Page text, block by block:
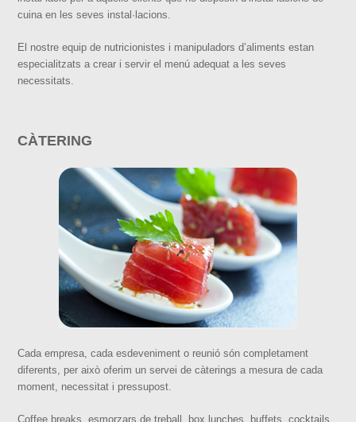
cuina en les seves instal·lacions.
El nostre equip de nutricionistes i manipuladors d’aliments estan
especialitzats a crear i servir el menú adequat a les seves
necessitats.
CÀTERING
Cada empresa, cada esdeveniment o reunió són completament
diferents, per això oferim un servei de càterings a mesura de cada
moment, necessitat i pressupost.
Coffee breaks, esmorzars de treball, box lunches, buffets, cocktails,